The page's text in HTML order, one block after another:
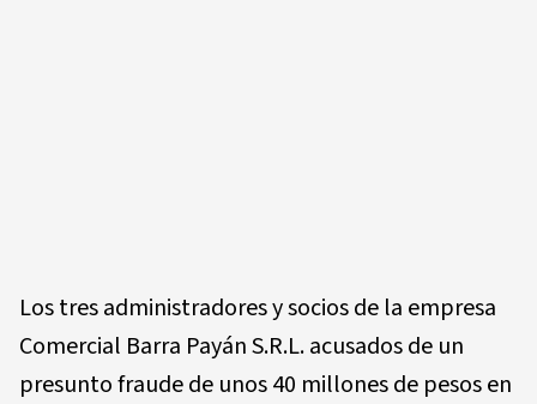
Los tres administradores y socios de la empresa
Comercial Barra Payán S.R.L. acusados de un
presunto fraude de unos 40 millones de pesos en